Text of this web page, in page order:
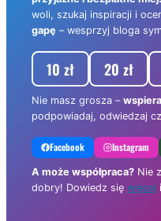
woli, szukaj inspiracji i
gapę – wesprzyj bloga
10 zł 20 zł
Nie masz grosza –
podpowiadaj, odwiedzaj
Facebook Instagram
A może współpraca? Nie
dobry! Dowiedz się więcej i